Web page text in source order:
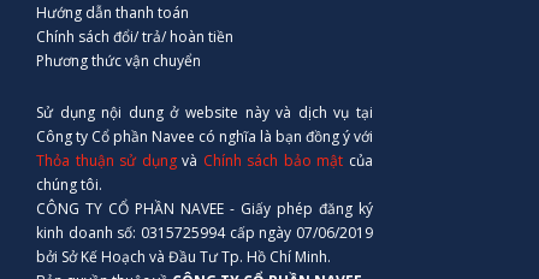
Hướng dẫn thanh toán
Chính sách đổi/ trả/ hoàn tiền
Phương thức vận chuyển
Sử dụng nội dung ở website này và dịch vụ tại
Công ty Cổ phần Navee có nghĩa là bạn đồng ý với
Thỏa thuận sử dụngvà Chính sách bảo mật của
chúng tôi.
CÔNG TY CỔ PHẦN NAVEE - Giấy phép đăng ký
kinh doanh số: 0315725994 cấp ngày 07/06/2019
bởi Sở Kế Hoạch và Đầu Tư Tp. Hồ Chí Minh.